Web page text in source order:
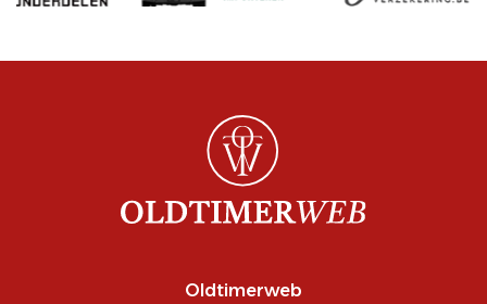
Oldtimerweb